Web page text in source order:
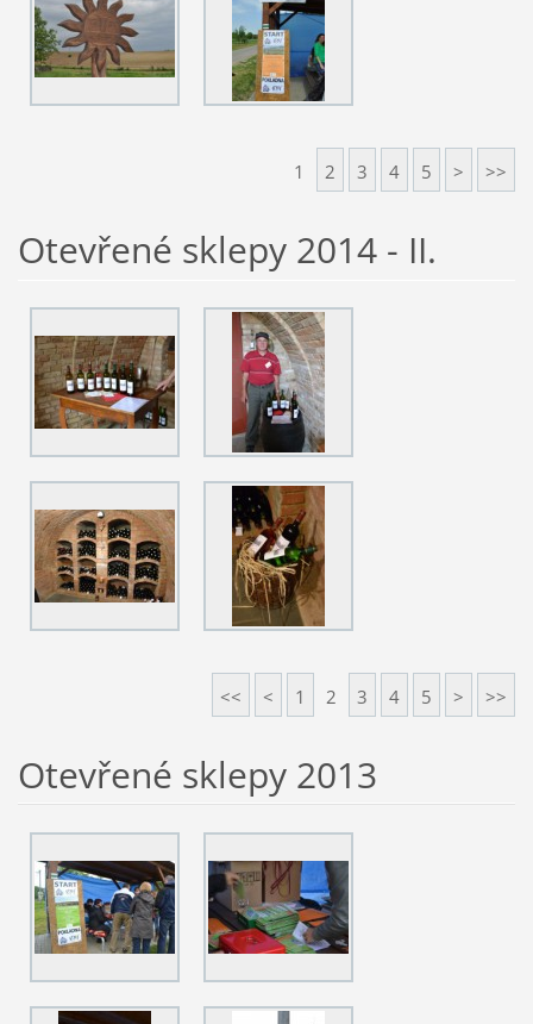
1 2 3 4 5 > >>
Otevřené sklepy 2014 - II.
<< < 1 2 3 4 5 > >>
Otevřené sklepy 2013